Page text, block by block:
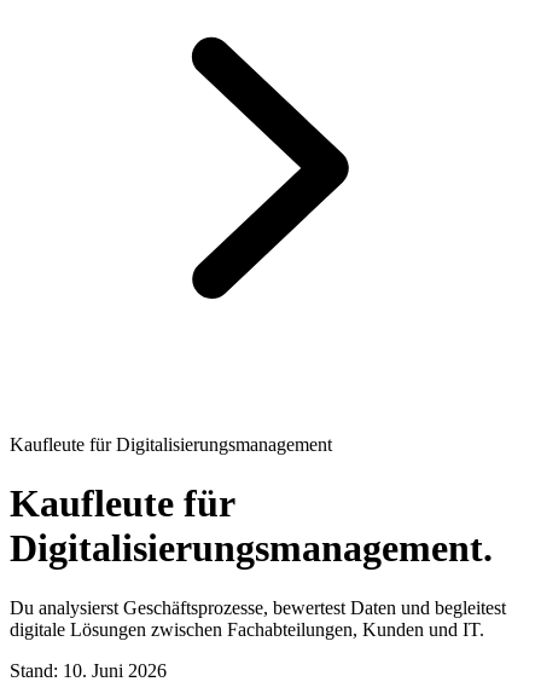
Kaufleute für Digitalisierungsmanagement
Kaufleute für
Digitalisierungsmanagement.
Du analysierst Geschäftsprozesse, bewertest Daten und begleitest
digitale Lösungen zwischen Fachabteilungen, Kunden und IT.
Stand: 10. Juni 2026